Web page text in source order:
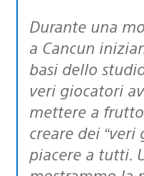
Durante una movimentata vacanza
a Cancun
basi dello
veri giocatori
mettere a
creare dei “veri
piacere a tutti.